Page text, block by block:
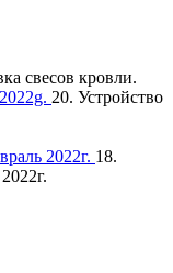
свесов кровли.
20. Устройство
18.